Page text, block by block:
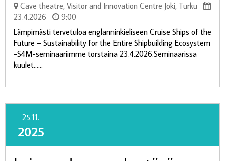
Cave theatre, Visitor and Innovation Centre Joki, Turku
23.4.2026
9:00
Lämpimästi tervetuloa englanninkieliseen Cruise Ships of the
Future – Sustainability for the Entire Shipbuilding Ecosystem
-S4M-seminaariimme torstaina 23.4.2026.Seminaarissa
kuulet......
25.11.
2025